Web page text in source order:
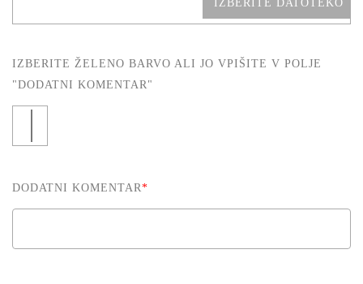
IZBERITE DATOTEKO
IZBERITE ŽELENO BARVO ALI JO VPIŠITE V POLJE
"DODATNI KOMENTAR"
DODATNI KOMENTAR*